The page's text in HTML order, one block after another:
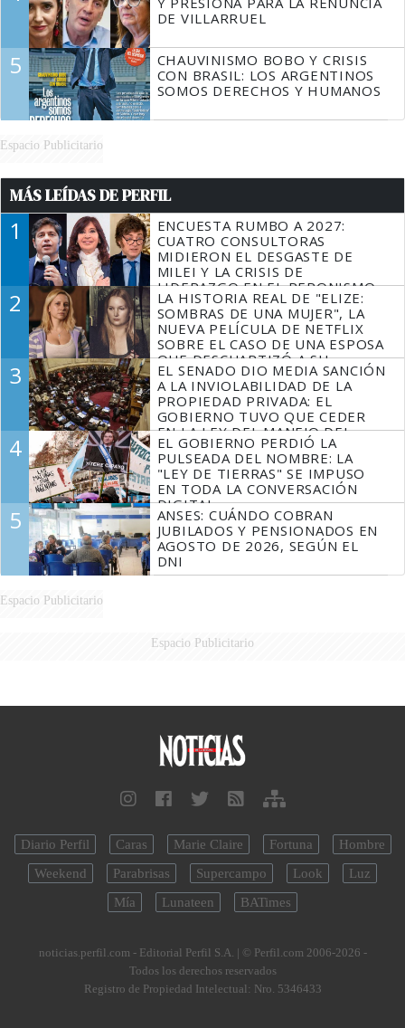
DE VILLARRUEL
5
CHAUVINISMO BOBO Y CRISIS
CON BRASIL: LOS ARGENTINOS
SOMOS DERECHOS Y HUMANOS
Espacio Publicitario
MÁS LEÍDAS DE PERFIL
1
ENCUESTA RUMBO A 2027:
CUATRO CONSULTORAS
MIDIERON EL DESGASTE DE
MILEI Y LA CRISIS DE
LIDERAZGO EN EL PERONISMO
2
LA HISTORIA REAL DE "ELIZE:
SOMBRAS DE UNA MUJER", LA
NUEVA PELÍCULA DE NETFLIX
SOBRE EL CASO DE UNA ESPOSA
QUE DESCUARTIZÓ A SU
MARIDO
3
EL SENADO DIO MEDIA SANCIÓN
A LA INVIOLABILIDAD DE LA
PROPIEDAD PRIVADA: EL
GOBIERNO TUVO QUE CEDER
EN LA LEY DEL MANEJO DEL
FUEGO
4
EL GOBIERNO PERDIÓ LA
PULSEADA DEL NOMBRE: LA
"LEY DE TIERRAS" SE IMPUSO
EN TODA LA CONVERSACIÓN
DIGITAL
5
ANSES: CUÁNDO COBRAN
JUBILADOS Y PENSIONADOS EN
AGOSTO DE 2026, SEGÚN EL
DNI
Espacio Publicitario
Espacio Publicitario
Diario Perfil Caras Marie Claire Fortuna
Hombre
Weekend
Parabrisas Supercampo Look
Luz
Mía
Lunateen BATimes
noticias.perfil.com - Editorial Perfil S.A. | © Perfil.com 2006-2026 -
Todos los derechos reservados
Registro de Propiedad Intelectual: Nro. 5346433